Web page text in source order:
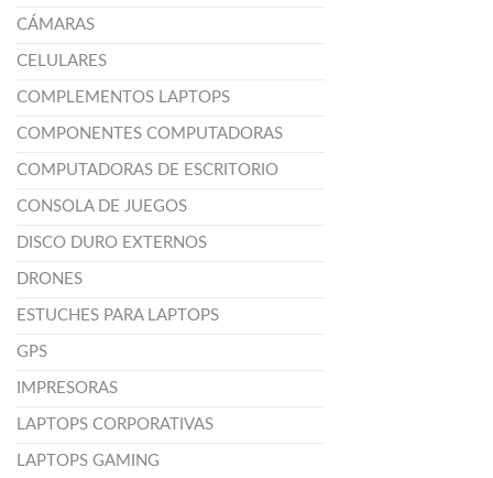
CÁMARAS
CELULARES
COMPLEMENTOS LAPTOPS
COMPONENTES COMPUTADORAS
COMPUTADORAS DE ESCRITORIO
CONSOLA DE JUEGOS
DISCO DURO EXTERNOS
DRONES
ESTUCHES PARA LAPTOPS
GPS
IMPRESORAS
LAPTOPS CORPORATIVAS
LAPTOPS GAMING